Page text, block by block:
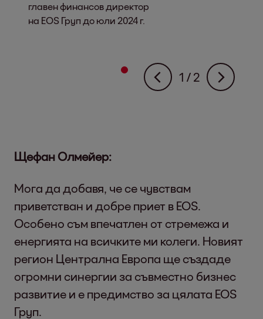
финансов директор
EOS Груп до юли 2024 г.
1 / 2
Щефан Олмейер:
Мога да добавя, че се чувствам
приветстван и добре приет в EOS.
Особено съм впечатлен от стремежа и
енергията на всичките ми колеги. Новият
регион Централна Европа ще създаде
огромни синергии за съвместно бизнес
развитие и е предимство за цялата EOS
Груп.